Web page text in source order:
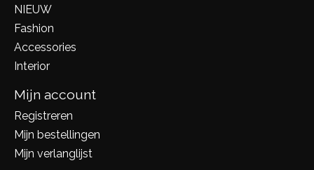
NIEUW
Fashion
Accessories
Interior
Mijn account
Registreren
Mijn bestellingen
Mijn verlanglijst